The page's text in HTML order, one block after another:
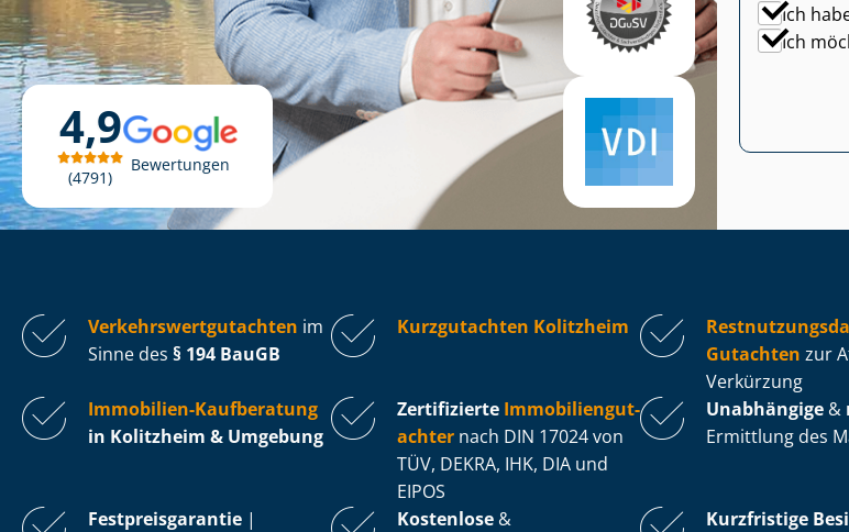
4,9
4791
Bewertungen
Ich
Ich
Ver­kehrs­wert­gut­ach­ten im
Sinne des § 194 BauGB
Kurzgutachten Kolitzheim
Gutachten zur
Verkürzung
Immobilien-Kaufberatung
in Kolitzheim & Umgebung
Zertifizierte Im­mo­bi­li­en­gut­
ach­ter nach DIN 17024 von
TÜV, DEKRA, IHK, DIA und
EIPOS
Unabhängige &
Ermittlung des
Fest­preis­ga­ran­tie |
Kostenlose &
Kurzfristige